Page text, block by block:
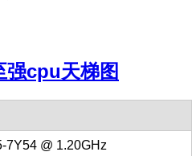
强cpu天梯图
7Y54 @ 1.20GHz